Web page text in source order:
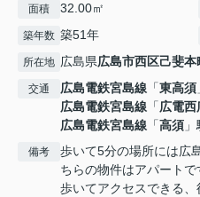
面積 32.00㎡
築年数 築51年
所在地 広島県広島市西区己斐本
交通 広島電鉄宮島線 「東高須
広島電鉄宮島線 「広電西
広島電鉄宮島線 「高須
備考
歩いて5分の場所には広
ちらの物件はアパート
歩いてアクセスできる